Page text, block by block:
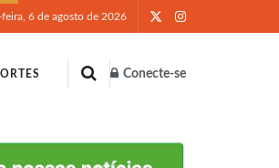
6 de agosto de 2026
Conecte-se